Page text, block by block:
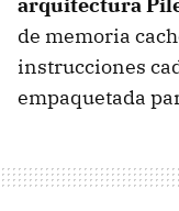
arquitectura
de memoria
instrucciones
empaquetada